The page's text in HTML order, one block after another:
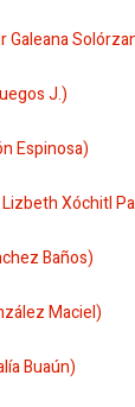
Galeana
J.)
Espinosa)
Xóchitl
Baños)
Maciel)
Buaún)